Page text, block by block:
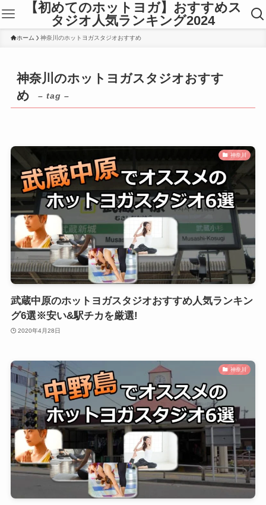
【初めてのホットヨガ】おすすめス
タジオ人気ランキング2024
ホーム 神奈川のホットヨガスタジオおすすめ
神奈川のホットヨガスタジオおすす
め
– tag –
神奈川
武蔵中原のホットヨガスタジオおすすめ人気ランキン
グ6選※安い&駅チカを厳選!
2020年4月28日
神奈川